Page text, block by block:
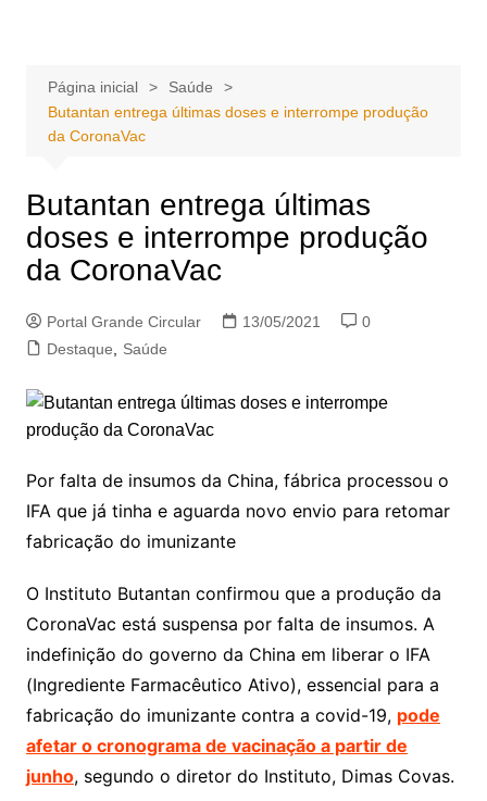
conteúdoPágina inicial
Saúde
Butantan entrega últimas doses e interrompe produção
da CoronaVac
Butantan entrega últimas
doses e interrompe produção
da CoronaVac
Portal Grande Circular 13/05/2021
0
Destaque
Saúde
Por falta de insumos da China, fábrica processou o
IFA que já tinha e aguarda novo envio para retomar
fabricação do imunizante
O Instituto Butantan confirmou que a produção da
CoronaVac está suspensa por falta de insumos. A
indefinição do governo da China em liberar o IFA
(Ingrediente Farmacêutico Ativo), essencial para a
fabricação do imunizante contra a covid-19, pode
afetar o cronograma de vacinação a partir de
junho, segundo o diretor do Instituto, Dimas Covas.